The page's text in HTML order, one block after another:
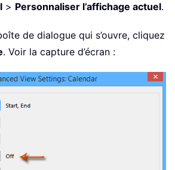
> Personnaliser l’affichage actuel.
de dialogue qui s’ouvre, cliquez
. Voir la capture d’écran :